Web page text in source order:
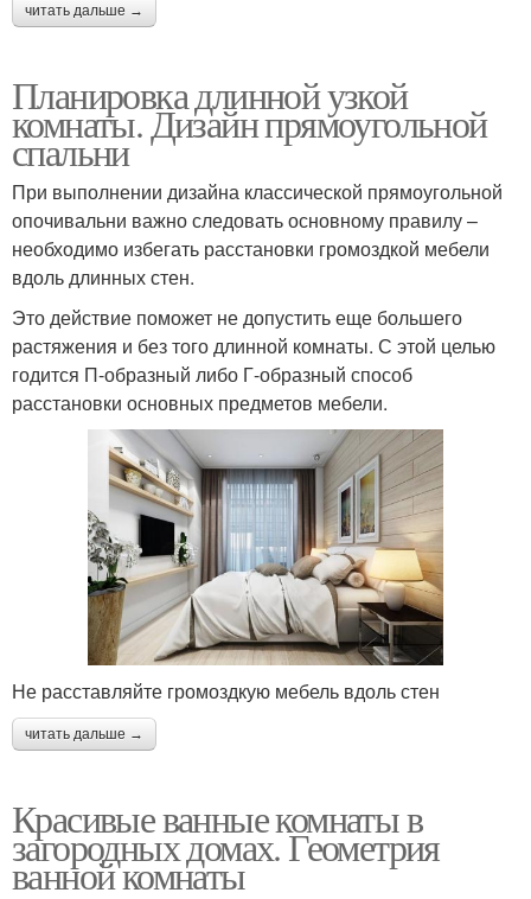
читать дальше →
Планировка длинной узкой
комнаты. Дизайн прямоугольной
спальни
При выполнении дизайна классической прямоугольной
опочивальни важно следовать основному правилу –
необходимо избегать расстановки громоздкой мебели
вдоль длинных стен.
Это действие поможет не допустить еще большего
растяжения и без того длинной комнаты. С этой целью
годится П-образный либо Г-образный способ
расстановки основных предметов мебели.
Не расставляйте громоздкую мебель вдоль стен
читать дальше →
Красивые ванные комнаты в
загородных домах. Геометрия
ванной комнаты